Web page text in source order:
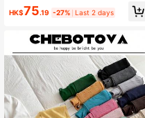
HK$75.19 -27% Last 2 days